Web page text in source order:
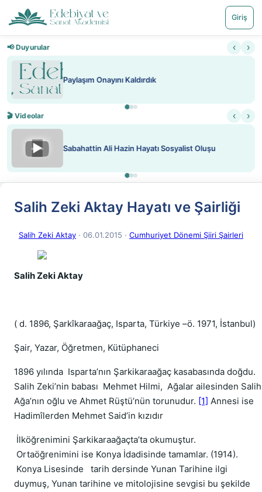
Giriş
📢 Duyurular ‹ ›
Nadir içeriklere kısıtlama ve kredi sistemi getirildi
🎬 Videolar ‹ ›
▶ ATEŞ YAKMAK KONU ÖZET J. LONDON
Salih Zeki Aktay Hayatı ve Şairliği
Salih Zeki Aktay · 06.01.2015 · Cumhuriyet Dönemi Şiiri Şairleri
Salih Zeki Aktay
( d. 1896, Şarkîkaraağaç, Isparta, Türkiye –ö. 1971, İstanbul)
Şair, Yazar, Öğretmen, Kütüphaneci
1896 yılında Isparta’nın Şarkikaraağaç kasabasında doğdu.
Salih Zeki’nin babası Mehmet Hilmi, Ağalar ailesinden Salih
Ağa’nın oğlu ve Ahmet Rüştü’nün torunudur. [1] Annesi ise
Hadimîlerden Mehmet Said’in kızıdır
İlköğrenimini Şarkikaraağaçta’ta okumuştur.
Ortaöğrenimini ise Konya İdadisinde tamamlar. (1914).
Konya Lisesinde tarih dersinde Yunan Tarihine ilgi
duymuş, Yunan tarihine ve mitolojisine sevgisi bu şekilde